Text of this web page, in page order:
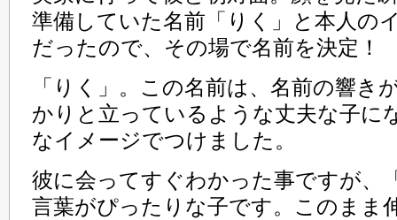
準備していた名前「りく」と本人の
だったので、その場で名前を決定！
「りく」。この名前は、名前の響き
かりと立っているような丈夫な子に
なイメージでつけました。
彼に会ってすぐわかった事ですが、
言葉がぴったりな子です。このまま